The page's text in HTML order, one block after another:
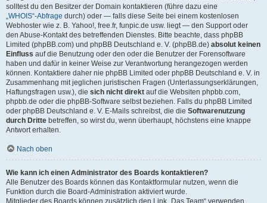
solltest du den Besitzer der Domain kontaktieren (führe dazu eine
„WHOIS“-Abfrage durch) oder — falls diese Seite bei einem kostenlosen
Webhoster wie z. B. Yahoo!, free.fr, funpic.de usw. liegt — den Support oder
den Abuse-Kontakt des betreffenden Dienstes. Bitte beachte, dass phpBB
Limited (phpBB.com) und phpBB Deutschland e. V. (phpBB.de) absolut keinen
Einfluss auf die Benutzung oder den oder die Benutzer der Forensoftware
haben und dafür in keiner Weise zur Verantwortung herangezogen werden
können. Kontaktiere daher nie phpBB Limited oder phpBB Deutschland e. V. in
Zusammenhang mit jeglichen juristischen Fragen (Unterlassungserklärungen,
Haftungsfragen usw.), die sich nicht direkt auf die Websiten phpbb.com,
phpbb.de oder die phpBB-Software selbst beziehen. Falls du phpBB Limited
oder phpBB Deutschland e. V. E-Mails schreibst, die die Softwarenutzung
durch Dritte betreffen, so wirst du, wenn überhaupt, höchstens eine knappe
Antwort erhalten.
Nach oben
Wie kann ich einen Administrator des Boards kontaktieren?
Alle Benutzer des Boards können das Kontaktformular nutzen, wenn die
Funktion durch die Board-Administration aktiviert wurde.
Mitglieder des Boards können zusätzlich den Link „Das Team“ verwenden.